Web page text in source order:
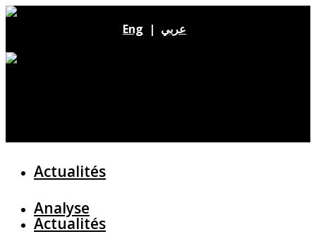
Eng | عربي
Actualités
Analyse
Actualités